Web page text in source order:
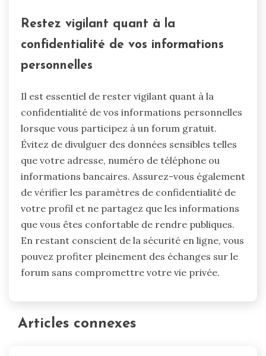
Restez vigilant quant à la
confidentialité de vos informations
personnelles
Il est essentiel de rester vigilant quant à la
confidentialité de vos informations personnelles
lorsque vous participez à un forum gratuit.
Évitez de divulguer des données sensibles telles
que votre adresse, numéro de téléphone ou
informations bancaires. Assurez-vous également
de vérifier les paramètres de confidentialité de
votre profil et ne partagez que les informations
que vous êtes confortable de rendre publiques.
En restant conscient de la sécurité en ligne, vous
pouvez profiter pleinement des échanges sur le
forum sans compromettre votre vie privée.
Articles connexes